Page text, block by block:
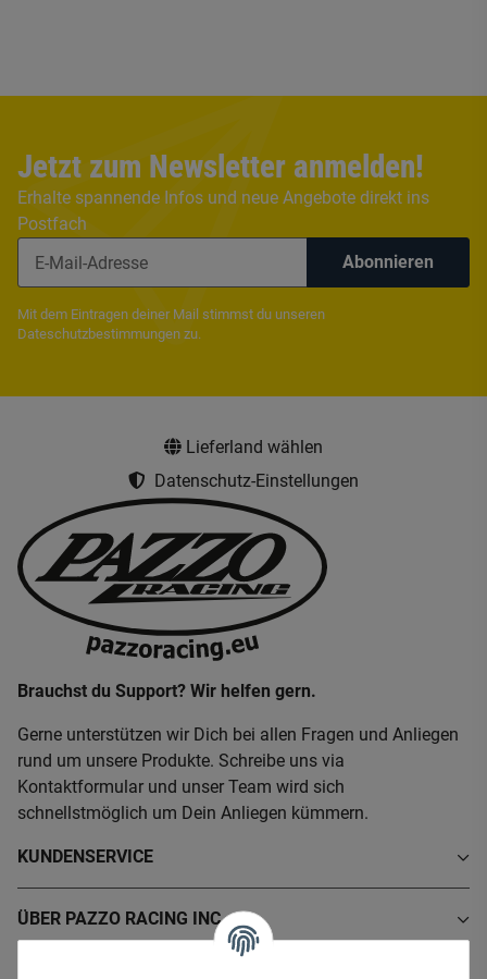
Jetzt zum Newsletter anmelden!
Erhalte spannende Infos und neue Angebote direkt ins
Postfach
Abonnieren
Mit dem Eintragen deiner Mail stimmst du unseren
Dateschutzbestimmungen zu.
Lieferland wählen
Datenschutz-Einstellungen
Brauchst du Support? Wir helfen gern.
Gerne unterstützen wir Dich bei allen Fragen und Anliegen
rund um unsere Produkte. Schreibe uns via
Kontaktformular und unser Team wird sich
schnellstmöglich um Dein Anliegen kümmern.
KUNDENSERVICE
ÜBER PAZZO RACING INC.